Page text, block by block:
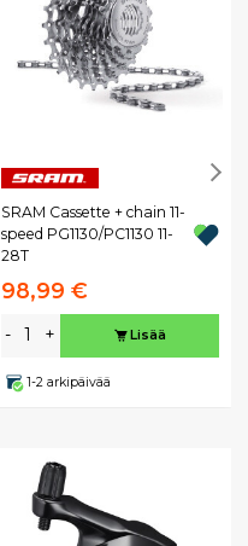
SRAM Cassette + chain 11-
speed PG1130/PC1130 11-
28T
98,99 €
- + Lisää
1-2 arkipäivää